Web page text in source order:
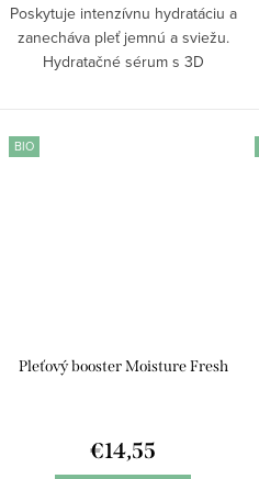
Poskytuje intenzívnu hydratáciu a
zanecháva pleť jemnú a sviežu.
Hydratačné sérum s 3D
rias vyhladzuje jemné vrásky,
BIO
Pleťový booster Moisture Fresh
€14,55